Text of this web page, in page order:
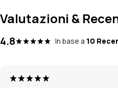
Valutazioni &
4.8 In base a 10